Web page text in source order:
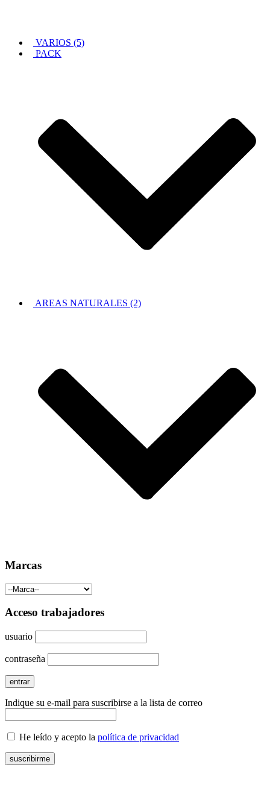
VARIOS (5)
PACK
AREAS NATURALES (2)
Marcas
Acceso trabajadores
usuario
contraseña
Indique su e-mail para suscribirse a la lista de correo
He leído y acepto la política de privacidad